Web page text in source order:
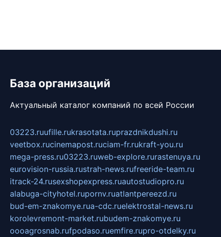
База организаций
Актуальный каталог компаний по всей России
03223.ruufille.rukrasotata.ruprazdnikdushi.ru
veetbox.rucinemapost.ruciam-fr.rukraft-you.ru
mega-press.ru03223.ruweb-explore.rurastenuya.ru
eurovision-russia.rustrah-news.rufreeride-team.ru
itrack-24.rusexshopexpress.ruautostudiopro.ru
alabuga-cityhotel.rupornv.ruatlantpereezd.ru
bud-em-znakomye.rua-cdc.ruelektrostal-news.ru
korolevremont-market.rubudem-znakomye.ru
oooagrosnab.rufpodaso.ruemfire.rupro-otdelky.ru